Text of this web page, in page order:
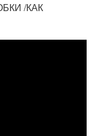
/КАК